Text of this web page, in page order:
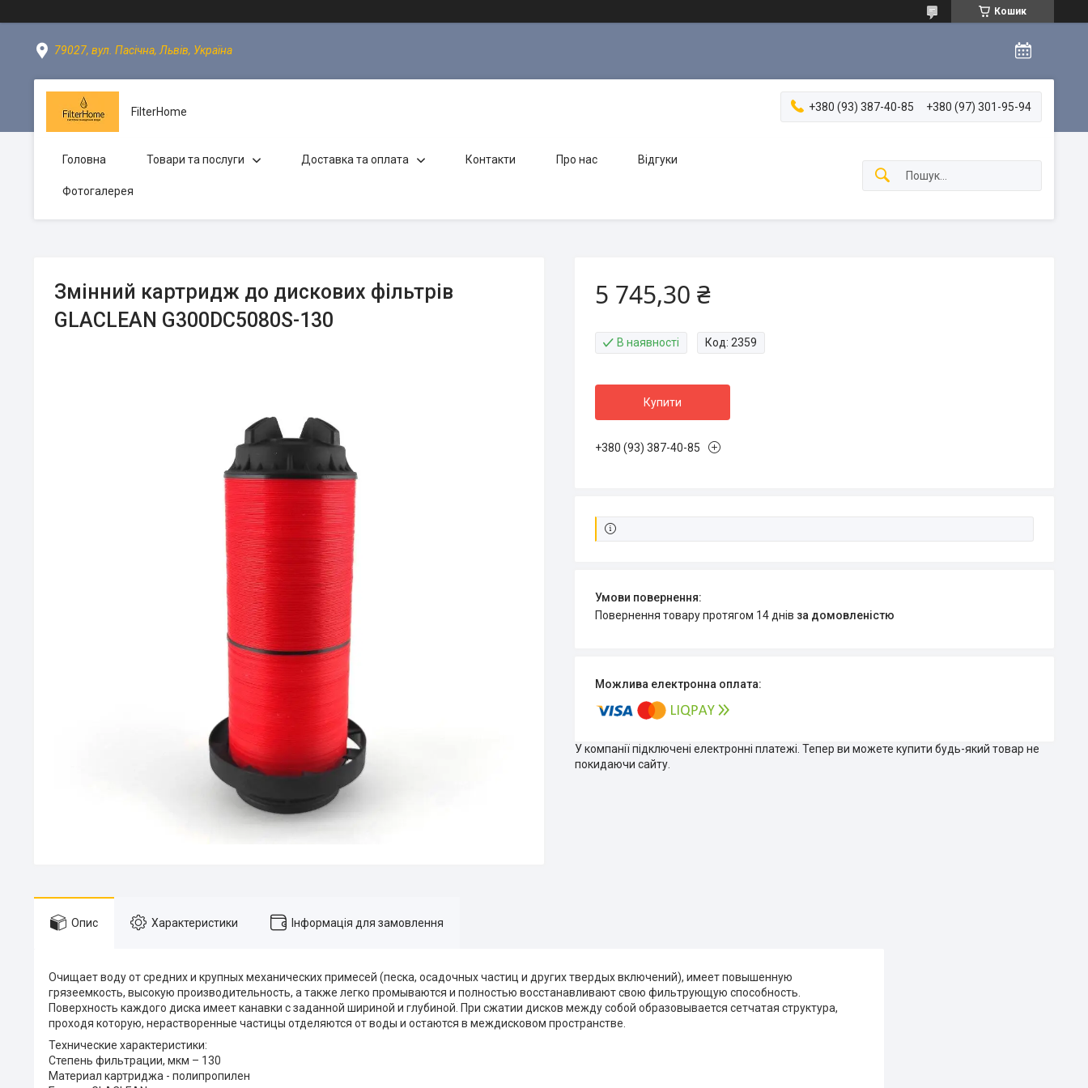
Кошик
79027, вул. Пасічна, Львів, Україна
FilterHome +380 (93) 387-40-85 +380 (97) 301-95-94
Головна Товари та послуги Доставка та оплата Контакти Про нас Відгуки
Фотогалерея
Змінний картридж до дискових фільтрів
GLACLEAN G300DC5080S-130
5 745,30 ₴
В наявності Код: 2359
Купити
+380 (93) 387-40-85
повернення товару протягом 14 днів за домовленістю
У компанії підключені електронні платежі. Тепер ви можете купити будь-який товар не
покидаючи сайту.
Опис Характеристики Інформація для замовлення
Очищает воду от средних и крупных механических примесей (песка, осадочных частиц и других твердых включений), имеет повышенную
грязеемкость, высокую производительность, а также легко промываются и полностью восстанавливают свою фильтрующую способность.
Поверхность каждого диска имеет канавки с заданной шириной и глубиной. При сжатии дисков между собой образовывается сетчатая структура,
проходя которую, нерастворенные частицы отделяются от воды и остаются в междисковом пространстве.
Технические характеристики:
Степень фильтрации, мкм – 130
Материал картриджа - полипропилен